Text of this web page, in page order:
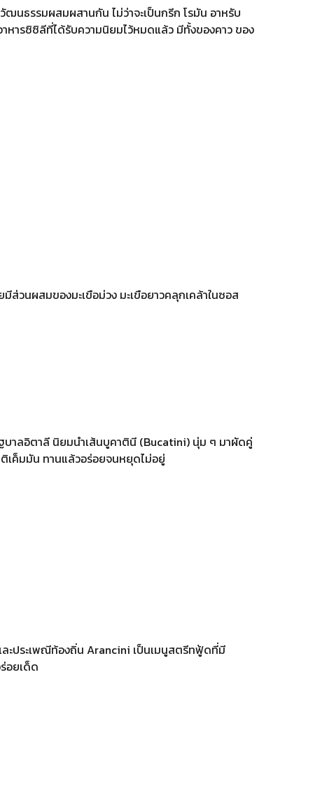
นธรรมผสมผสานกัน ไม่ว่าจะเป็นกรีก โรมัน อาหรับ
ารซิซิลีที่ได้รับความนิยมไว้หมดแล้ว มีทั้งของคาว ของ
ส่วนผสมของมะเขือม่วง มะเขือยาวคลุกเคล้าในซอส
บาลอิตาลี นิยมนำเส้นบูคาตินี (Bucatini) นุ่ม ๆ มาผัดคู่
เค็มมัน ทานแล้วอร่อยจนหยุดไม่อยู่
ะประเพณีท้องถิ่น Arancini เป็นเมนูสตรีทฟู้ดที่มี
อยเด็ด